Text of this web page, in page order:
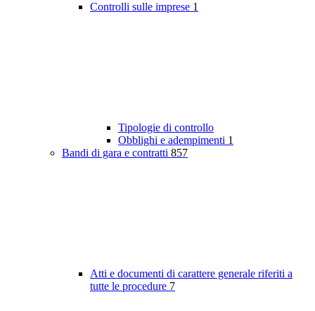
Controlli sulle imprese 1
Tipologie di controllo
Obblighi e adempimenti 1
Bandi di gara e contratti 857
Atti e documenti di carattere generale riferiti a
tutte le procedure 7